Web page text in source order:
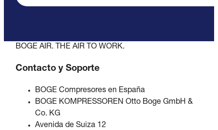
BOGE AIR. THE AIR TO WORK.
Contacto y Soporte
BOGE Compresores en España
BOGE KOMPRESSOREN Otto Boge GmbH &
Co. KG
Avenida de Suiza 12